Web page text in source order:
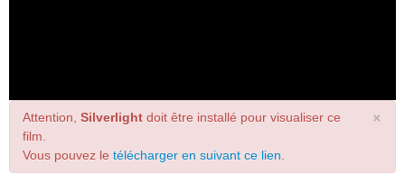
×
Attention, Silverlight doit être installé pour visualiser ce
film.
Vous pouvez le télécharger en suivant ce lien